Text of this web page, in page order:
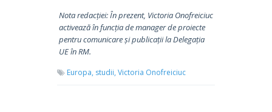
Nota redacției: În prezent, Victoria Onofreiciuc
activează în funcția de manager de proiecte
pentru comunicare și publicații la Delegația
UE în RM.
Europa, studii, Victoria Onofreiciuc